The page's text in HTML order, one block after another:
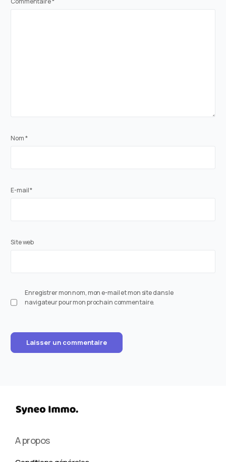
Nom*
E-mail*
Site web
Enregistrer mon nom, mon e-mail et mon site dans le
navigateur pour mon prochain commentaire.
A propos